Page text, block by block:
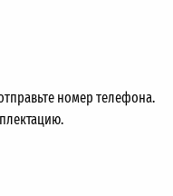
номер телефона.